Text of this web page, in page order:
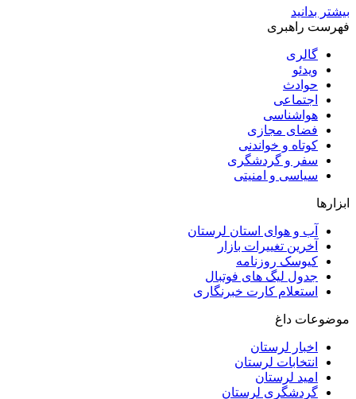
بیشتر بدانید
فهرست راهبری
گالری
ویدئو
حوادث
اجتماعی
هواشناسی
فضای مجازی
کوتاه و خواندنی
سفر و گردشگری
سیاسی و امنیتی
ابزارها
آب و هوای استان لرستان
آخرین تغییرات بازار
کیوسک روزنامه
جدول لیگ های فوتبال
استعلام کارت خبرنگاری
موضوعات داغ
اخبار لرستان
انتخابات لرستان
امید لرستان
گردشگری لرستان